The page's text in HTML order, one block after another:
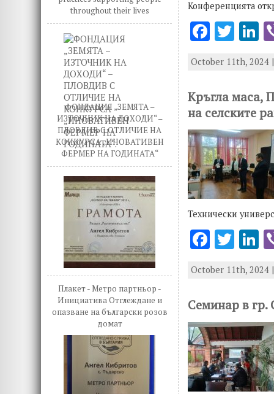
throughout their lives
ФОНДАЦИЯ „ЗЕМЯТА –
ИЗТОЧНИК НА ДОХОДИ“ –
ПЛОВДИВ С ОТЛИЧИЕ НА
КОНКУРСА „ИНОВАТИВЕН
ФЕРМЕР НА ГОДИНАТА“
Плакет - Метро партньор -
Инициатива Отглеждане и
опазване на български розов
домат
Конференцията
F
ac
e
b
o
o
k
T
w
it
te
r
k
e
n
October 11th, 2024
Кръгла маса,
на селските
Технически
F
ac
e
b
o
o
k
T
w
it
te
r
k
e
n
October 11th, 2024
Семинар в гр.